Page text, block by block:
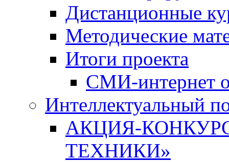
Дистанционные
Методические
Итоги проекта
СМИ-интернет
Интеллектуальный
АКЦИЯ-
ТЕХНИКИ»